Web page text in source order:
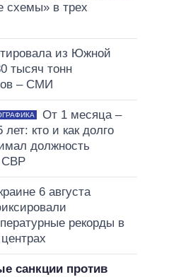
схемы» в трех
из Южной
тысяч тонн
– СМИ
От 1 месяца –
лет: кто и как долго
должность
СВР
6 августа
рекорды в
санкции против